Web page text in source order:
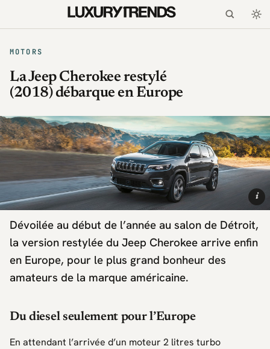
MOTORS
La Jeep Cherokee restylé
(2018) débarque en Europe
i
Dévoilée au début de l’année au salon de Détroit,
la version restylée du Jeep Cherokee arrive enfin
en Europe, pour le plus grand bonheur des
amateurs de la marque américaine.
Du diesel seulement pour l’Europe
En attendant l’arrivée d’un moteur 2 litres turbo